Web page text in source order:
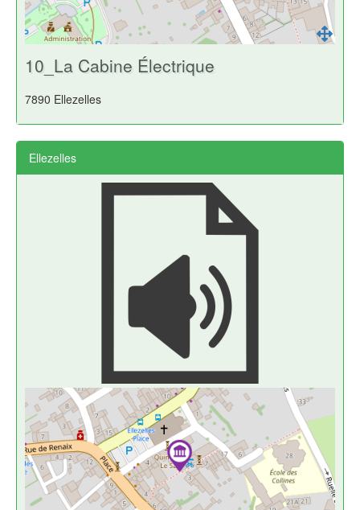
10_La Cabine Électrique
7890 Ellezelles
Ellezelles